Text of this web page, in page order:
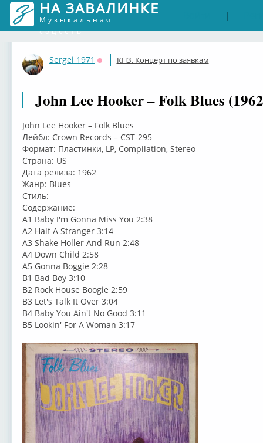
НА ЗАВАЛИНКЕ
Музыкальная
соцсеть
|
Sergei 1971
Оффлайн
КПЗ. Концерт по заявкам
John Lee Hooker – Folk Blues
John Lee Hooker – Folk Blues
Лейбл: Crown Records – CST-295
Формат: Пластинки, LP, Compilation, Stereo
Страна: US
Дата релиза: 1962
Жанр: Blues
Стиль:
Содержание:
A1 Baby I'm Gonna Miss You 2:38
A2 Half A Stranger 3:14
A3 Shake Holler And Run 2:48
A4 Down Child 2:58
A5 Gonna Boggie 2:28
B1 Bad Boy 3:10
B2 Rock House Boogie 2:59
B3 Let's Talk It Over 3:04
B4 Baby You Ain't No Good 3:11
B5 Lookin' For A Woman 3:17